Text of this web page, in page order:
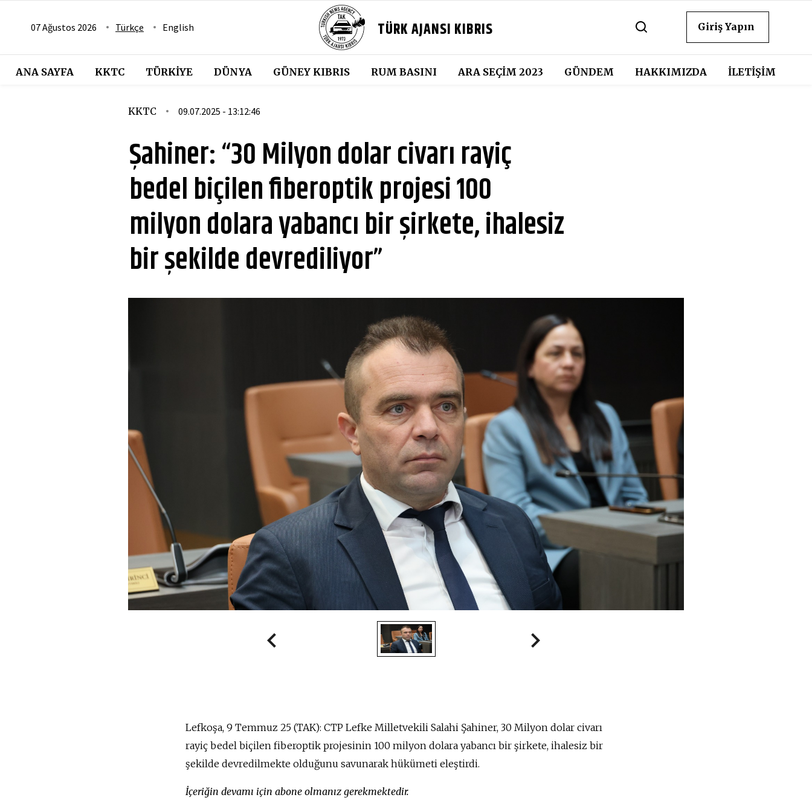
07 Ağustos 2026 Türkçe English TÜRK AJANSI KIBRIS Giriş Yapın
ANA SAYFA KKTC TÜRKIYE DÜNYA GÜNEY KIBRIS RUM BASINI ARA SEÇIM 2023 GÜNDEM HAKKIMIZDA İLETİŞİM
KKTC 09.07.2025 - 13:12:46
Şahiner: “30 Milyon dolar civarı rayiç
bedel biçilen fiberoptik projesi 100
milyon dolara yabancı bir şirkete, ihalesiz
bir şekilde devrediliyor”
Lefkoşa, 9 Temmuz 25 (TAK): CTP Lefke Milletvekili Salahi Şahiner, 30 Milyon dolar civarı
rayiç bedel biçilen fiberoptik projesinin 100 milyon dolara yabancı bir şirkete, ihalesiz bir
şekilde devredilmekte olduğunu savunarak hükümeti eleştirdi.
İçeriğin devamı için abone olmanız gerekmektedir.